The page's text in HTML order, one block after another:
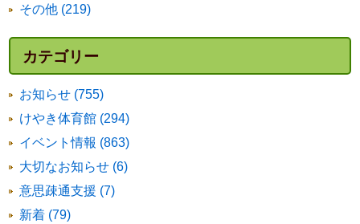
その他 (219)
カテゴリー
お知らせ (755)
けやき体育館 (294)
イベント情報 (863)
大切なお知らせ (6)
意思疎通支援 (7)
新着 (79)